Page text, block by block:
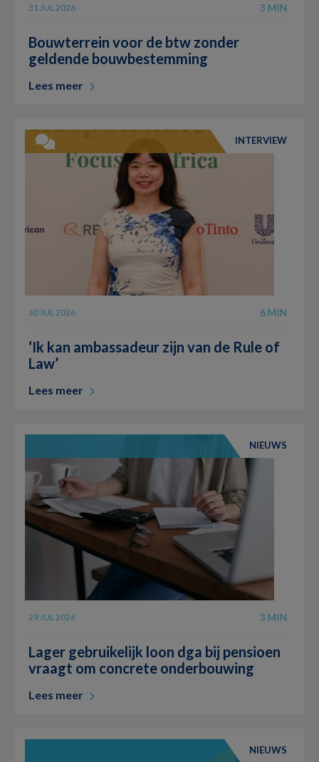
31 JUL 2026 3 MIN
Bouwterrein voor de btw zonder
geldende bouwbestemming
Lees meer
INTERVIEW
30 JUL 2026 6 MIN
‘Ik kan ambassadeur zijn van de Rule of
Law’
Lees meer
NIEUWS
29 JUL 2026 3 MIN
Lager gebruikelijk loon dga bij pensioen
vraagt om concrete onderbouwing
Lees meer
NIEUWS